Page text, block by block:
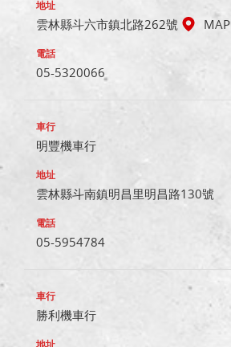
雲林縣斗六市鎮北路262號 MAP
05-5320066
明豐機車行
雲林縣斗南鎮明昌里明昌路130號
05-5954784
勝利機車行